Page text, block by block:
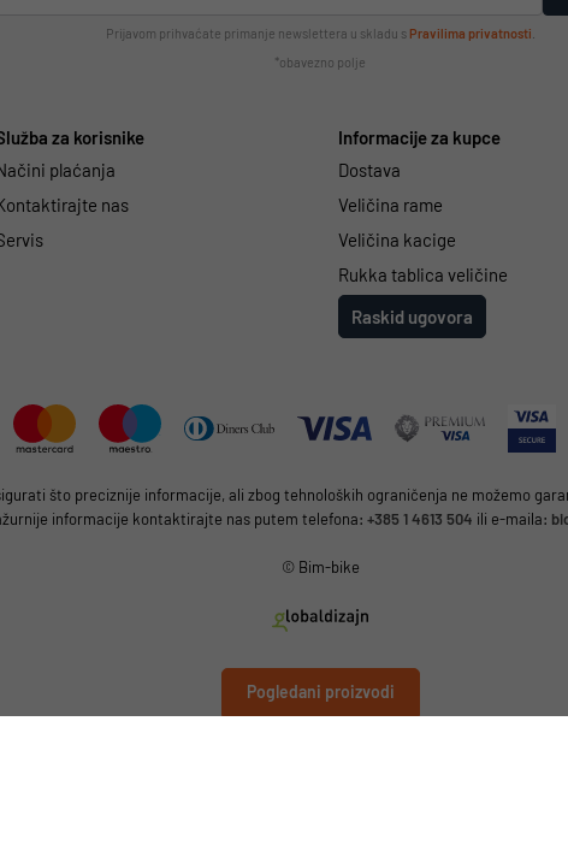
Pogledani proizvodi
Prijavom prihvaćate primanje newslettera u skladu s Pravilima privatnosti
*obavezno polje
za korisnike
plaćanja
nas
Informacije za kupce
Dostava
Veličina rame
Veličina kacige
Rukka tablica veličine
Raskid ugovora
što preciznije informacije, ali zbog tehnoloških ograničenja ne možemo
informacije kontaktirajte nas putem telefona: +385 1 4613 504 ili e-maila:
© Bim-bike